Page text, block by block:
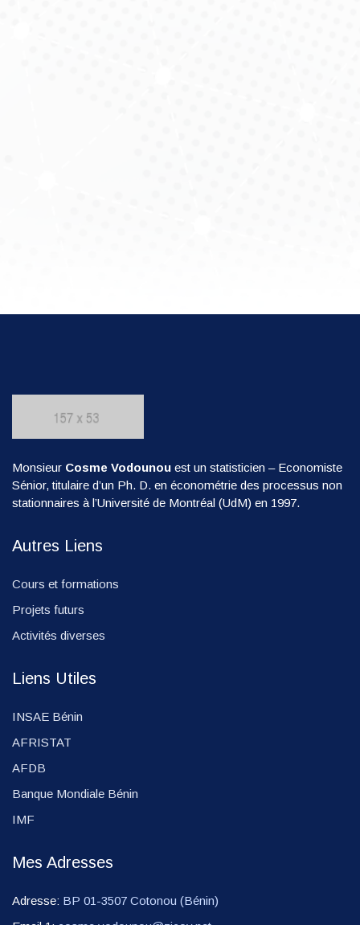
Monsieur Cosme Vodounou est un statisticien – Economiste
Sénior, titulaire d’un Ph. D. en économétrie des processus non
stationnaires à l’Université de Montréal (UdM) en 1997.
Autres Liens
Cours et formations
Projets futurs
Activités diverses
Liens Utiles
INSAE Bénin
AFRISTAT
AFDB
Banque Mondiale Bénin
IMF
Mes Adresses
Adresse: BP 01-3507 Cotonou (Bénin)